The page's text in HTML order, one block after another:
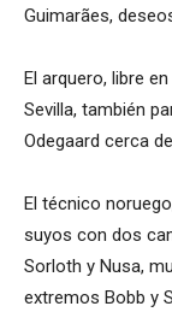
Guimarães,
El arquero, libre
Sevilla, también
Odegaard cerca
El técnico
suyos con dos
Sorloth y Nusa,
extremos Bobb y